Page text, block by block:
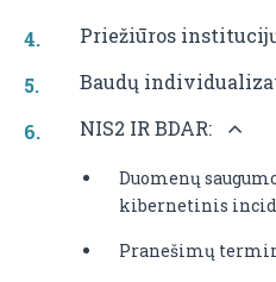
Priežiūros
Baudų
NIS2 IR BDAR:
Duomenų
kibernetinis
Pranešimų